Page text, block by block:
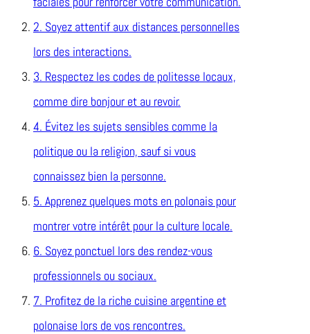
2. Soyez attentif aux distances personnelles
lors des interactions.
3. Respectez les codes de politesse locaux,
comme dire bonjour et au revoir.
4. Évitez les sujets sensibles comme la
politique ou la religion, sauf si vous
connaissez bien la personne.
5. Apprenez quelques mots en polonais pour
montrer votre intérêt pour la culture locale.
6. Soyez ponctuel lors des rendez-vous
professionnels ou sociaux.
7. Profitez de la riche cuisine argentine et
polonaise lors de vos rencontres.